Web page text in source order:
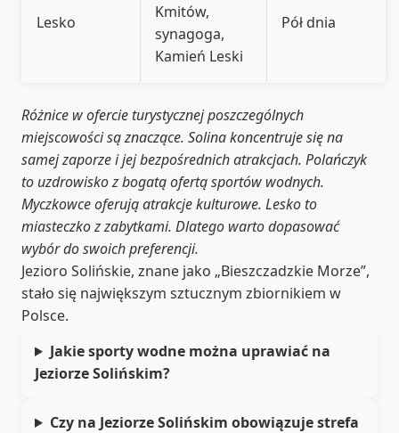
Lesko
Kmitów,
synagoga,
Kamień Leski
Pół dnia
Różnice w ofercie turystycznej poszczególnych
miejscowości są znaczące. Solina koncentruje się na
samej zaporze i jej bezpośrednich atrakcjach. Polańczyk
to uzdrowisko z bogatą ofertą sportów wodnych.
Myczkowce oferują atrakcje kulturowe. Lesko to
miasteczko z zabytkami. Dlatego warto dopasować
wybór do swoich preferencji.
Jezioro Solińskie, znane jako „Bieszczadzkie Morze”,
stało się największym sztucznym zbiornikiem w
Polsce.
Jakie sporty wodne można uprawiać na
Jeziorze Solińskim?
Czy na Jeziorze Solińskim obowiązuje strefa